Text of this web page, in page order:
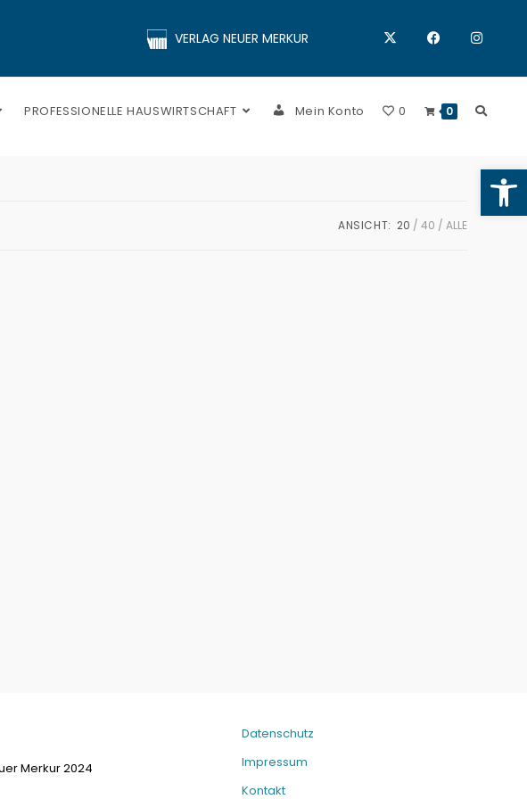
VERLAG NEUER MERKUR
PROFESSIONELLE HAUSWIRTSCHAFT Mein Konto 0 0
ANSICHT: 20 40 ALLE
Merkur 2024
Datenschutz
Impressum
Kontakt